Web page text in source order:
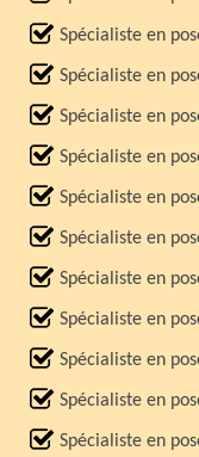
Spécialiste en
Spécialiste en
Spécialiste en
Spécialiste en
Spécialiste en
Spécialiste en
Spécialiste en
Spécialiste en
Spécialiste en
Spécialiste en
Spécialiste en